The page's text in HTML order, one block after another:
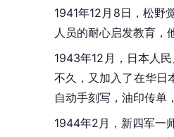
1941年12月8日，松野
人员的耐心启发教育，
1943年12月，日本人
不久，又加入了在华日
自动手刻写，油印传单
1944年2月，新四军一